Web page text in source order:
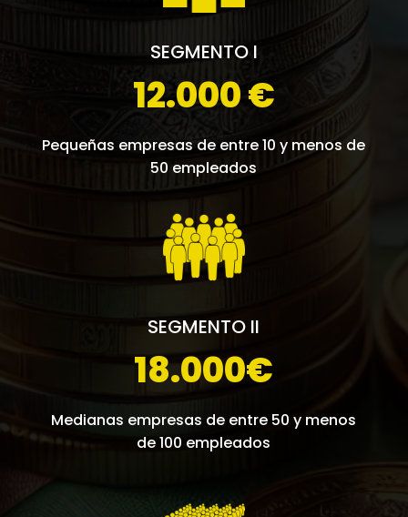
SEGMENTO I
12.000 €
Pequeñas empresas de entre 10 y menos de
50 empleados
SEGMENTO II
18.000€
Medianas empresas de entre 50 y menos
de 100 empleados